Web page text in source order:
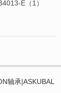
E（1）
轴承|ASKUBAL